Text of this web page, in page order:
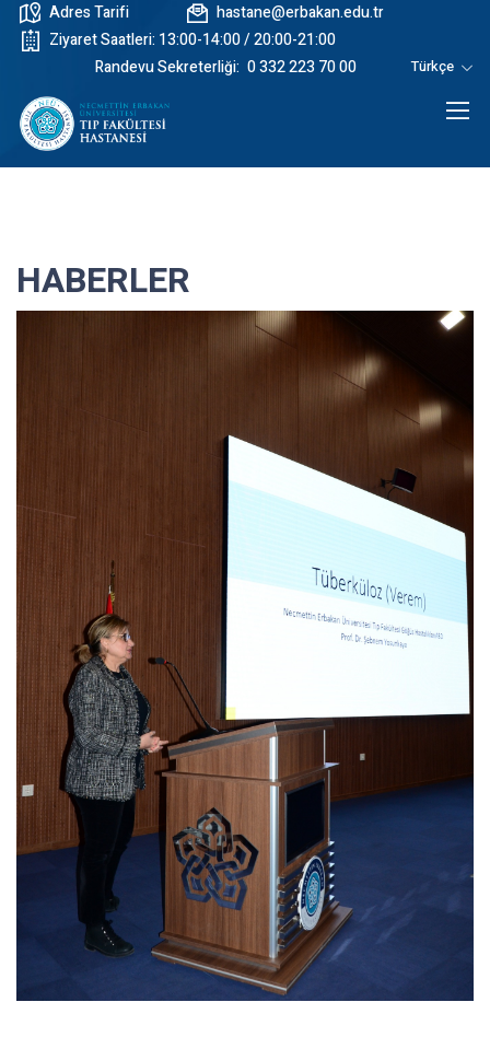
Adres Tarifi
hastane@erbakan.edu.tr
Ziyaret Saatleri: 13:00-14:00 / 20:00-21:00
Randevu Sekreterliği: 0 332 223 70 00 Türkçe
HABERLER